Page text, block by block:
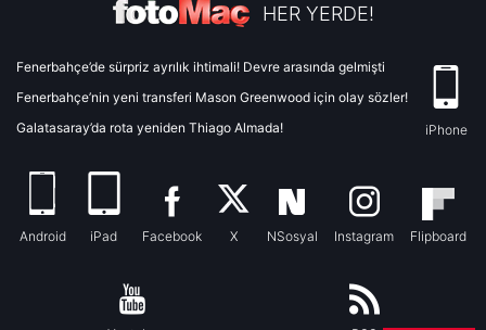
HER YERDE!
Fenerbahçe’de sürpriz ayrılık ihtimali! Devre arasında gelmişti
Fenerbahçe’nin yeni transferi Mason Greenwood için olay sözler!
Galatasaray’da rota yeniden Thiago Almada!
iPhone
Android iPad Facebook X NSosyal Instagram Flipboard